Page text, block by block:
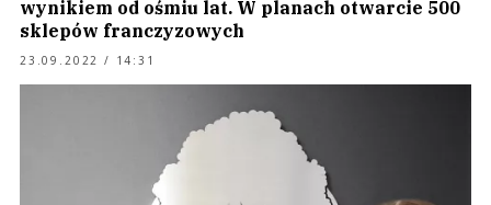
wynikiem od ośmiu lat. W planach otwarcie 500
sklepów franczyzowych
23.09.2022 / 14:31